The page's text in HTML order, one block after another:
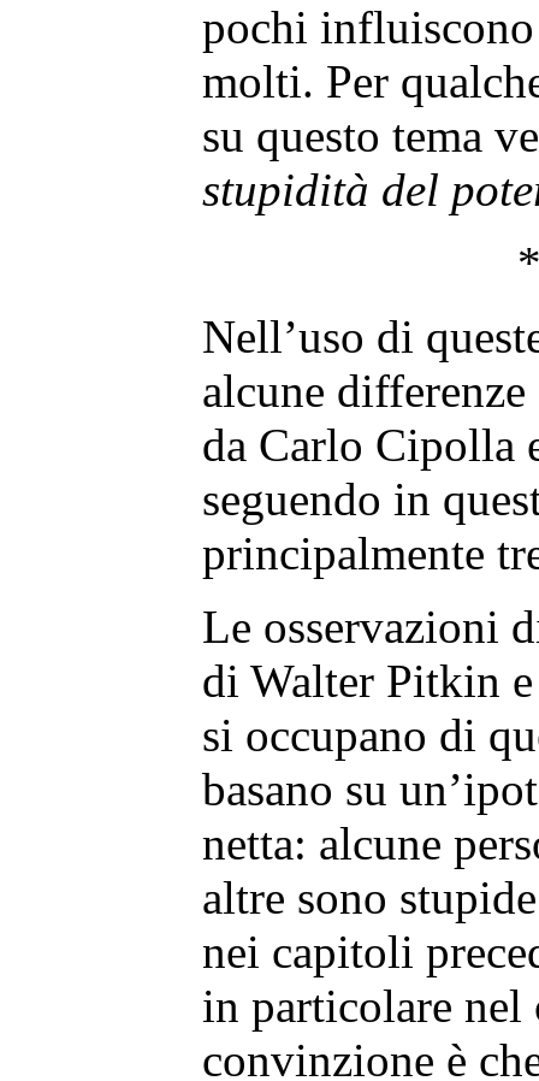
pochi
molti. Per
su questo tema
stupidità del
Nell’uso di
alcune
da Carlo Cipolla
seguendo in
principalmente
Le osservazioni
di Walter Pitkin
si occupano di
basano su
netta: alcune
altre sono
nei capitoli
in particolare
convinzione è